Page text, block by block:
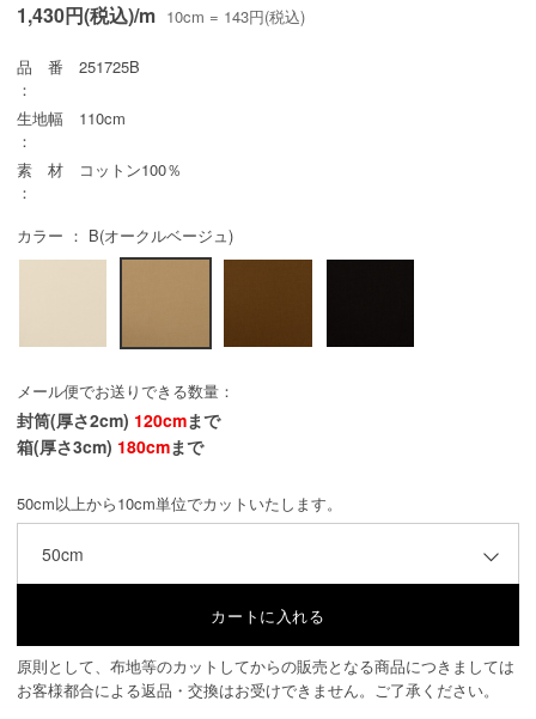
1,430円(税込)/m 10cm = 143円(税込)
品 番
：
251725B
生地幅
：
110cm
素 材
：
コットン100％
カラー ： B(オークルベージュ)
メール便でお送りできる数量：
封筒(厚さ2cm) 120cmまで
箱(厚さ3cm) 180cmまで
50cm以上から10cm単位でカットいたします。
50cm
原則として、布地等のカットしてからの販売となる商品につきましては
お客様都合による返品・交換はお受けできません。ご了承ください。